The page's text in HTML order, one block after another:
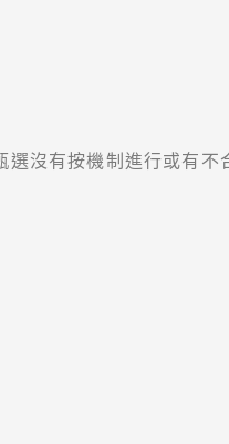
沒有按機制進行或有不